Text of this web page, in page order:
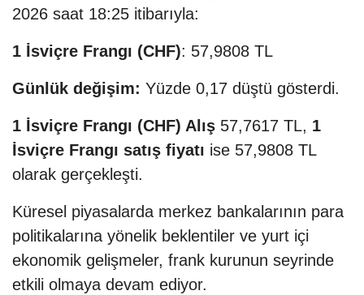
2026 saat 18:25 itibarıyla:
1 İsviçre Frangı (CHF): 57,9808 TL
Günlük değişim: Yüzde 0,17 düştü gösterdi.
1 İsviçre Frangı (CHF) Alış 57,7617 TL, 1
İsviçre Frangı satış fiyatı ise 57,9808 TL
olarak gerçekleşti.
Küresel piyasalarda merkez bankalarının para
politikalarına yönelik beklentiler ve yurt içi
ekonomik gelişmeler, frank kurunun seyrinde
etkili olmaya devam ediyor.